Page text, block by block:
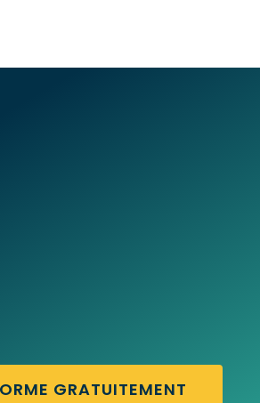
GRATUITEMENT